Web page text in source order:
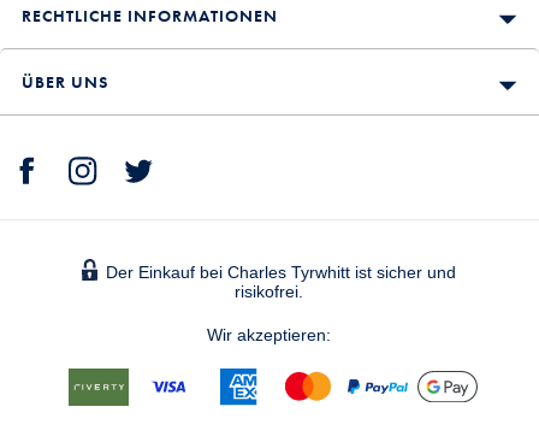
RECHTLICHE INFORMATIONEN
ÜBER UNS
Der Einkauf bei Charles Tyrwhitt ist sicher und
risikofrei.
Wir akzeptieren: